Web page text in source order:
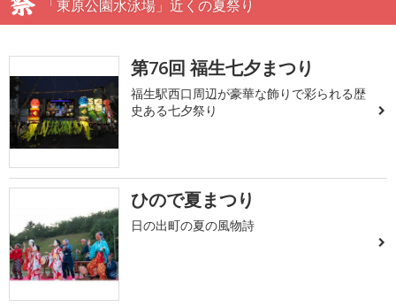
「東原公園水泳場」近くの夏祭り
第76回 福生七夕まつり
福生駅西口周辺が豪華な飾りで彩られる歴
史ある七夕祭り
ひので夏まつり
日の出町の夏の風物詩